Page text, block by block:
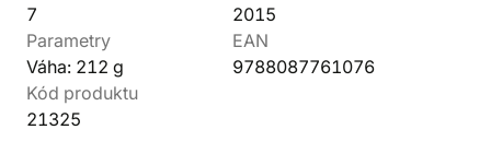
7
2015
Parametry
Váha: 212 g
EAN
9788087761076
Kód produktu
21325